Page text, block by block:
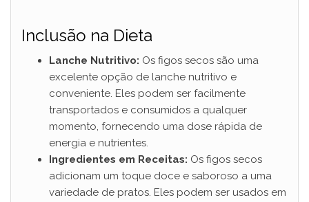
V
i
e
Inclusão na Dieta
Lanche Nutritivo: Os figos secos são uma
excelente opção de lanche nutritivo e
conveniente. Eles podem ser facilmente
transportados e consumidos a qualquer
momento, fornecendo uma dose rápida de
energia e nutrientes.
Ingredientes em Receitas: Os figos secos
adicionam um toque doce e saboroso a uma
variedade de pratos. Eles podem ser usados em